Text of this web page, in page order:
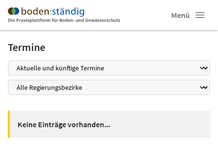
Menü
Termine
Keine Einträge vorhanden...